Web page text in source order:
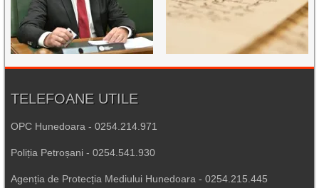
TELEFOANE UTILE
OPC Hunedoara - 0254.214.971
Poliția Petroșani - 0254.541.930
Agenția de Protecția Mediului Hunedoara - 0254.215.445